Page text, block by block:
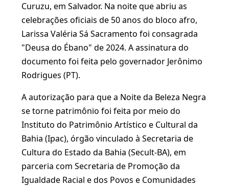
Curuzu, em Salvador. Na noite que abriu as
celebrações oficiais de 50 anos do bloco afro,
Larissa Valéria Sá Sacramento foi consagrada
"Deusa do Ébano" de 2024. A assinatura do
documento foi feita pelo governador Jerônimo
Rodrigues (PT).
A autorização para que a Noite da Beleza Negra
se torne patrimônio foi feita por meio do
Instituto do Patrimônio Artístico e Cultural da
Bahia (Ipac), órgão vinculado à Secretaria de
Cultura do Estado da Bahia (Secult-BA), em
parceria com Secretaria de Promoção da
Igualdade Racial e dos Povos e Comunidades